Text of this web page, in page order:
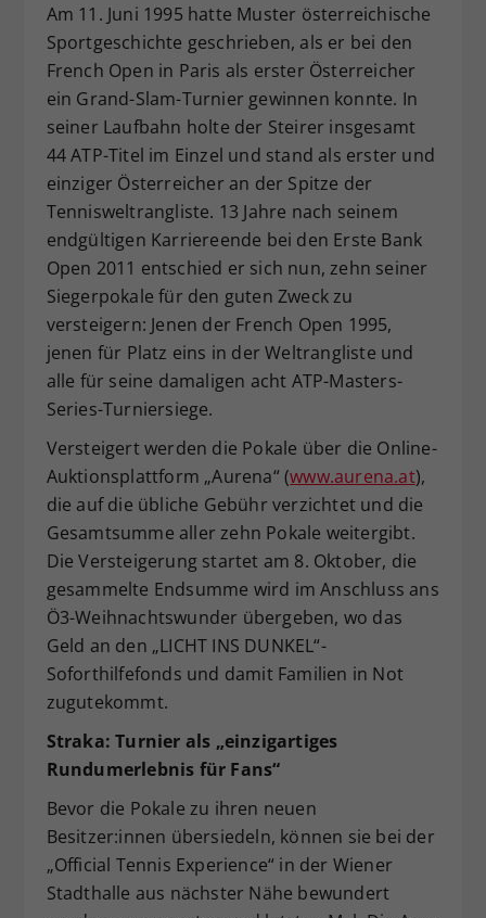
Am 11. Juni 1995 hatte Muster österreichische
Sportgeschichte geschrieben, als er bei den
French Open in Paris als erster Österreicher
ein Grand-Slam-Turnier gewinnen konnte. In
seiner Laufbahn holte der Steirer insgesamt
44 ATP-Titel im Einzel und stand als erster und
einziger Österreicher an der Spitze der
Tennisweltrangliste. 13 Jahre nach seinem
endgültigen Karriereende bei den Erste Bank
Open 2011 entschied er sich nun, zehn seiner
Siegerpokale für den guten Zweck zu
versteigern: Jenen der French Open 1995,
jenen für Platz eins in der Weltrangliste und
alle für seine damaligen acht ATP-Masters-
Series-Turniersiege.
Versteigert werden die Pokale über die Online-
Auktionsplattform „Aurena“ (www.aurena.at),
die auf die übliche Gebühr verzichtet und die
Gesamtsumme aller zehn Pokale weitergibt.
Die Versteigerung startet am 8. Oktober, die
gesammelte Endsumme wird im Anschluss ans
Ö3-Weihnachtswunder übergeben, wo das
Geld an den „LICHT INS DUNKEL“-
Soforthilfefonds und damit Familien in Not
zugutekommt.
Straka: Turnier als „einzigartiges
Rundumerlebnis für Fans“
Bevor die Pokale zu ihren neuen
Besitzer:innen übersiedeln, können sie bei der
„Official Tennis Experience“ in der Wiener
Stadthalle aus nächster Nähe bewundert